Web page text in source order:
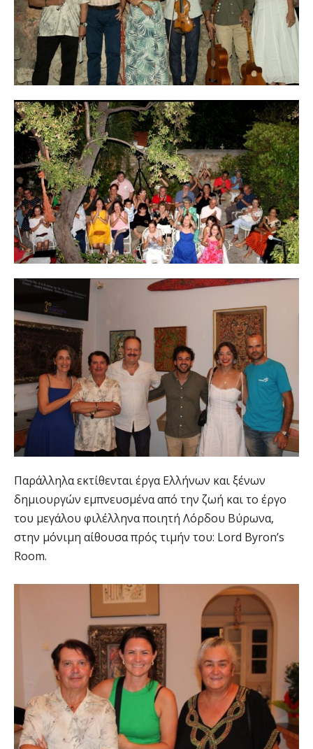
Παράλληλα εκτίθενται έργα Ελλήνων και ξένων
δημιουργών εμπνευσμένα από την ζωή και το έργο
του μεγάλου φιλέλληνα ποιητή Λόρδου Βύρωνα,
στην μόνιμη αίθουσα πρός τιμήν του: Lord Byron’s
Room.